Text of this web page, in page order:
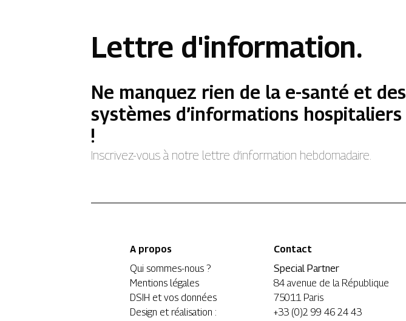
Lettre d'information.
Ne manquez rien de la e-santé et des
systèmes d’informations hospitaliers
!
Inscrivez-vous à notre lettre d’information hebdomadaire.
A propos
Qui sommes-nous ?
Mentions légales
DSIH et vos données
Design et réalisation :
Contact
Special Partner
84 avenue de la République
75011 Paris
+33 (0)2 99 46 24 43